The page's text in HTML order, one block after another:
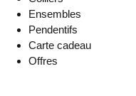
Ensembles
Pendentifs
Carte cadeau
Offres